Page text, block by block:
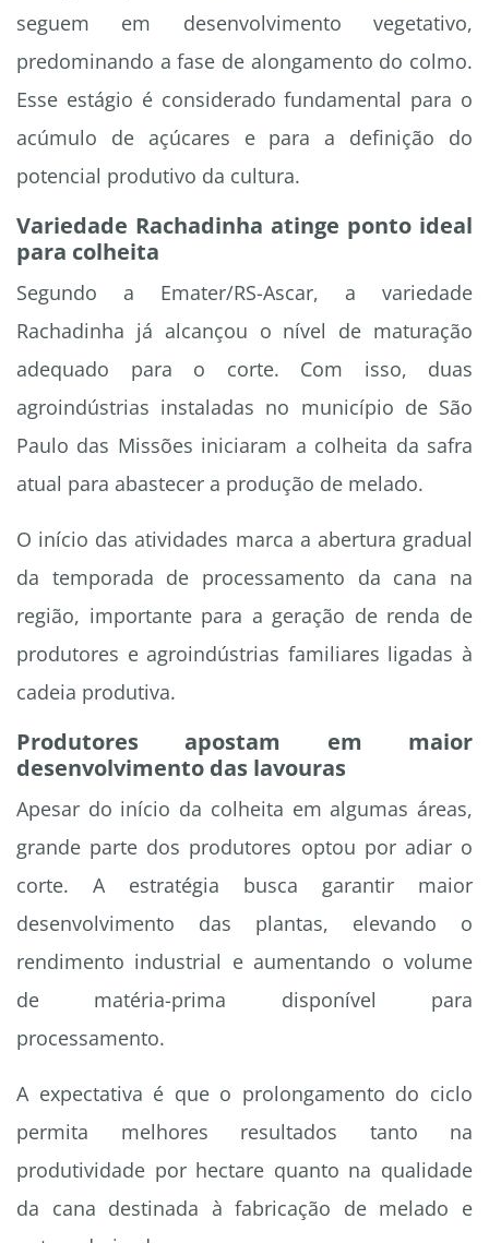
seguem em desenvolvimento vegetativo,
predominando a fase de alongamento do colmo.
Esse estágio é considerado fundamental para o
acúmulo de açúcares e para a definição do
potencial produtivo da cultura.
Variedade Rachadinha atinge ponto ideal
para colheita
Segundo a Emater/RS-Ascar, a variedade
Rachadinha já alcançou o nível de maturação
adequado para o corte. Com isso, duas
agroindústrias instaladas no município de São
Paulo das Missões iniciaram a colheita da safra
atual para abastecer a produção de melado.
O início das atividades marca a abertura gradual
da temporada de processamento da cana na
região, importante para a geração de renda de
produtores e agroindústrias familiares ligadas à
cadeia produtiva.
Produtores apostam em maior
desenvolvimento das lavouras
Apesar do início da colheita em algumas áreas,
grande parte dos produtores optou por adiar o
corte. A estratégia busca garantir maior
desenvolvimento das plantas, elevando o
rendimento industrial e aumentando o volume
de matéria-prima disponível para
processamento.
A expectativa é que o prolongamento do ciclo
permita melhores resultados tanto na
produtividade por hectare quanto na qualidade
da cana destinada à fabricação de melado e